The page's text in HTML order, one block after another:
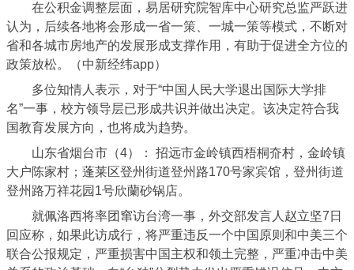
在公积金调整层面，易居研究院智库中心研究总监严跃进
认为，后续各地将会形成一省一策、一城一策等模式，不断对
省和各城市房地产的发展形成支撑作用，有助于促进全方位的
政策放松。（中新经纬app）
多位知情人表示，对于“中国人民大学退出国际大学排
名”一事，校方领导层已形成共识并做出决定。该决定符合我
国教育发展方向，也将成为趋势。
山东省烟台市（4）： 招远市金岭镇西梧桐夼村，金岭镇
大户陈家村；蓬莱区登州街道登州路170号家宾馆，登州街道
登州路万祥花园1号欣蘭砂锅店。
就佩洛西将率团窜访台湾一事，外交部发言人赵立坚7日
回应称，如果此访成行，将严重违反一个中国原则和中美三个
联合公报规定，严重损害中国主权和领土完整，严重冲击中美